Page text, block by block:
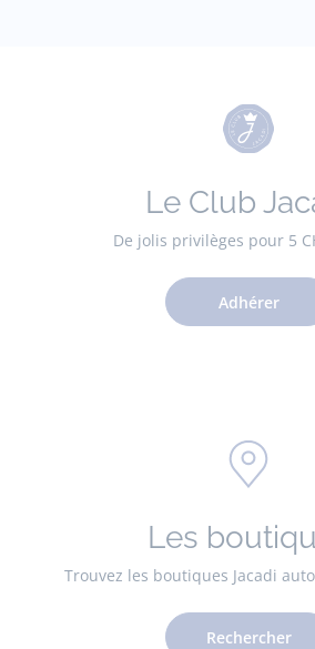
Le Club
De jolis privilèges pour 5
Adhérer
Les
Trouvez les boutiques Jacadi
Rechercher